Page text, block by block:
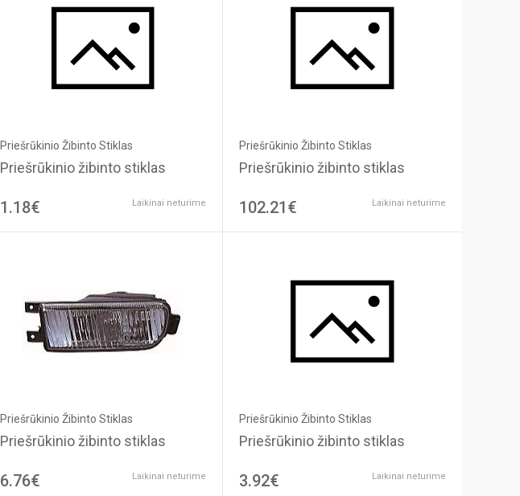
Priešrūkinio Žibinto Stiklas
Priešrūkinio žibinto stiklas
1.18€ Laikinai neturime
Priešrūkinio Žibinto Stiklas
Priešrūkinio žibinto stiklas
102.21€ Laikinai neturime
Priešrūkinio Žibinto Stiklas
Priešrūkinio žibinto stiklas
6.76€ Laikinai neturime
Priešrūkinio Žibinto Stiklas
Priešrūkinio žibinto stiklas
3.92€ Laikinai neturime